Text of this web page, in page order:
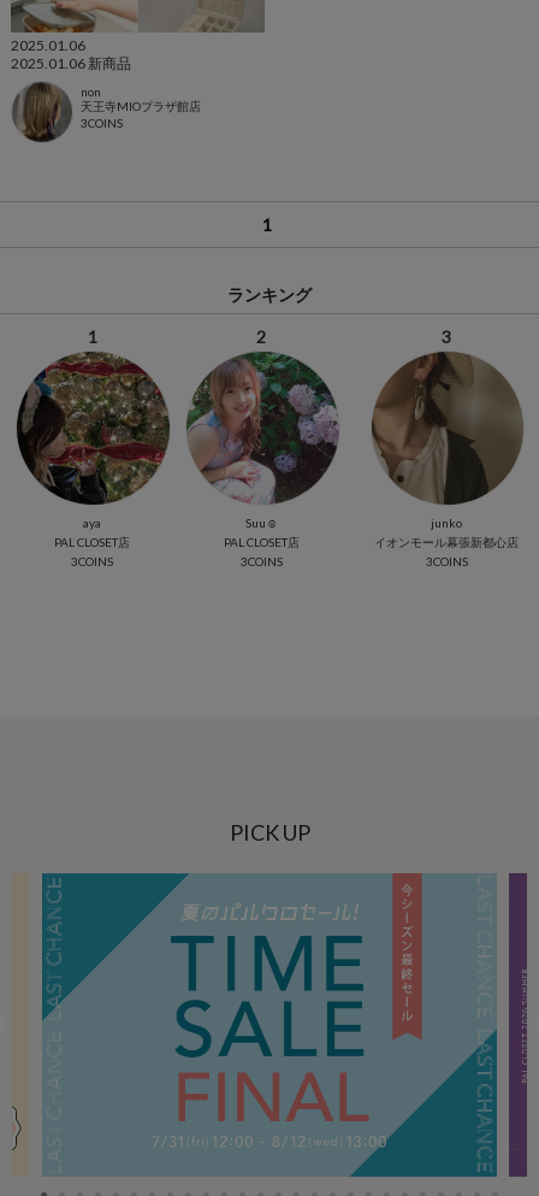
2025.01.06
2025.01.06 新商品
non
天王寺MIOプラザ館店
3COINS
1
ランキング
1
aya
PAL CLOSET店
3COINS
2
Suu☺︎
PAL CLOSET店
3COINS
3
junko
イオンモール幕張新都心店
3COINS
PICK UP